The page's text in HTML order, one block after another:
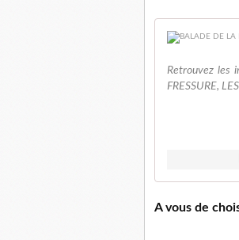
Retrouvez les
FRESSURE,
A vous de